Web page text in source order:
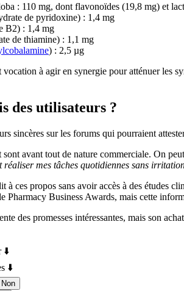
: 110 mg, dont flavonoïdes (19,8 mg) et
de pyridoxine) : 1,4 mg
B2) : 1,4 mg
de thiamine) : 1,1 mg
) : 2,5 µg
à agir en synergie pour atténuer les
des utilisateurs ?
sincères sur les forums qui pourraient
avant tout de nature commerciale. On
mes tâches quotidiennes sans
à ces propos sans avoir accès à des études
Pharmacy Business Awards, mais cette
des promesses intéressantes, mais son
⬇️
⬇️
Non